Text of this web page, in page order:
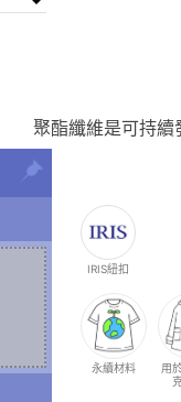
聚酯纖維是可持續
IRIS紐扣
永續材料
用